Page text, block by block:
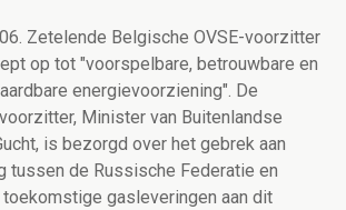
Zetelende Belgische OVSE-voorzitter
op tot "voorspelbare, betrouwbare en
energievoorziening". De
Minister van Buitenlandse
is bezorgd over het gebrek aan
tussen de Russische Federatie en
gasleveringen aan dit